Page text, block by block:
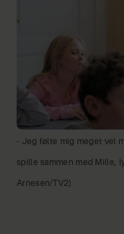
- Jeg følte mig meget vel
spille sammen med Mille,
Arnesen/TV2)